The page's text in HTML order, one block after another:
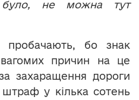
не можна тут
бо знак
вагомих причин на це
захаращення дороги
у кілька сотень